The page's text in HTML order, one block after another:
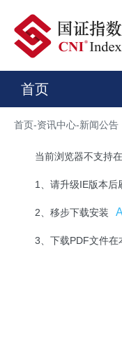
首页
首页-资讯中心-新闻公告
当前浏览器不支持
1、请升级IE版本后
2、移步下载安装
3、下载PDF文件在